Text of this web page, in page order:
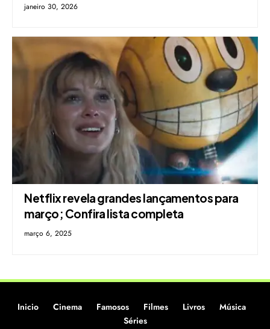
janeiro 30, 2026
Netflix revela grandes lançamentos para
março; Confira lista completa
março 6, 2025
Inicio Cinema Famosos Filmes Livros
Música
Séries